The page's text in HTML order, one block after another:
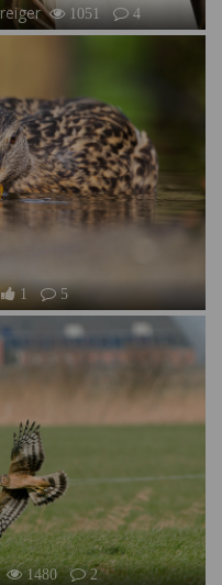
1051 4
1 5
1480 2